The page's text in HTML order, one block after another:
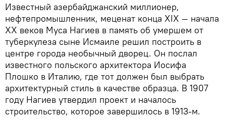
Известный азербайджанский миллионер,
нефтепромышленник, меценат конца XIX — начала
XX веков Муса Нагиев в память об умершем от
туберкулеза сыне Исмаиле решил построить в
центре города необычный дворец. Он послал
известного польского архитектора Иосифа
Плошко в Италию, где тот должен был выбрать
архитектурный стиль в качестве образца. В 1907
году Нагиев утвердил проект и началось
строительство, которое завершилось в 1913-м.